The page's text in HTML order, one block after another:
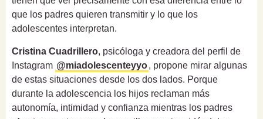
que los padres quieren transmitir y lo que los
adolescentes interpretan.
Cristina Cuadrillero, psicóloga y creadora del perfil de
Instagram @miadolescenteyyo, propone mirar algunas
de estas situaciones desde los dos lados. Porque
durante la adolescencia los hijos reclaman más
autonomía, intimidad y confianza mientras los padres